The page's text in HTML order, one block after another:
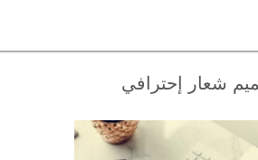
شعار إحترافي